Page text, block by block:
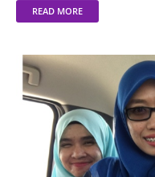
READ MORE